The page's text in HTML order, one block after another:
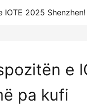
2025
e
pa kufi